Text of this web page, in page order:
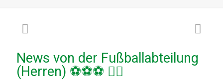
News von der Fußballabteilung
(Herren) ⚽⚽⚽ 🏃‍♂️